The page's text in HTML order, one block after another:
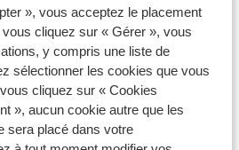
», vous acceptez le placement
cliquez sur « Gérer », vous
y compris une liste de
sélectionner les cookies que vous
cliquez sur « Cookies
», aucun cookie autre que les
sera placé dans votre
plus proche environ 25
- Mer Rouge
Resort